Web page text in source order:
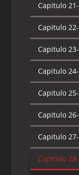
Capitulo 21-
Capitulo 22-
Capitulo 23-
Capitulo 24-
Capitulo 25-
Capitulo 26-
Capitulo 27-
Capitulo 28-